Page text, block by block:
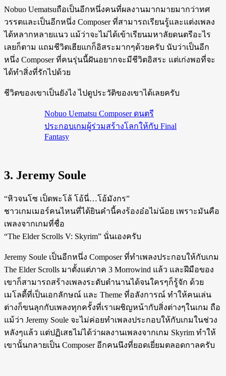
Nobuo Uematsuถือเป็นอีกหนึ่งคนที่ผลงานมากมายมากว่าทศ
วรรตและเป็นอีกหนึ่ง Composer ที่สามารถเรียนรู้และแต่งเพลง
ได้หลากหลายแนว แม้ว่าจะไม่ได้เข้าเรียนมหาลัยดนตรีอะไร
เลยก็ตาม แถมชีวิตเฮียแกก็อิสระมากๆด้วยครับ นับว่าเป็นอีก
หนึ่ง Composer ที่คนรุ่นนี้ฝันอยากจะมีชีวิตอิสระ แต่เก่งพอที่จะ
ได้ทำสิ่งที่รักไปด้วย
ชีวิตของเขาเป็นยังไง ไปดูประวัติของเขาได้เลยครับ
Nobuo Uematsu Composer ดนตรี
ประกอบเกมผู้ร่วมสร้างโลกให้กับ Final
Fantasy
3. Jeremy Soule
“หิวจนโซ เป็ดพะโล้ โอ้นี่…โอ้มังกร”
ชาวเกมเมอร์คนไหนที่ได้ยินคำนี้คงร้องอ๋อไม่น้อย เพราะมันคือ
เพลงจากเกมที่ชื่อ
“The Elder Scrolls V: Skyrim” นั่นเองครับ
Jeremy Soule เป็นอีกหนึ่ง Composer ที่ทำเพลงประกอบให้กับเกม
The Elder Scrolls มาตั้งแต่ภาค 3 Morrowind แล้ว และฝีมือของ
เขาก็สามารถสร้างเพลงระดับตำนานได้จนใครๆก็รู้จัก ด้วย
เมโลดี้ที่เป็นเอกลักษณ์ และ Theme ที่อลังการณ์ ทำให้คนเล่น
ต่างก็ขนลุกกับเพลงทุกครั้งที่เราเผชิญหน้ากับสิ่งต่างๆในเกม ถือ
แม้ว่า Jeremy Soule จะไม่ค่อยทำเพลงประกอบให้กับเกมในช่วง
หลังๆแล้ว แต่ปฏิเสธไม่ได้ว่าผลงานเพลงจากเกม Skyrim ทำให้
เขานั้นกลายเป็น Composer อีกคนนึงที่ยอดเยี่ยมตลอดกาลครับ